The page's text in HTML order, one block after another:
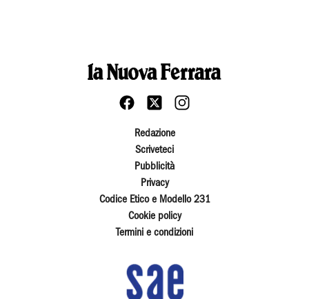
Redazione
Scriveteci
Pubblicità
Privacy
Codice Etico e Modello 231
Cookie policy
Termini e condizioni